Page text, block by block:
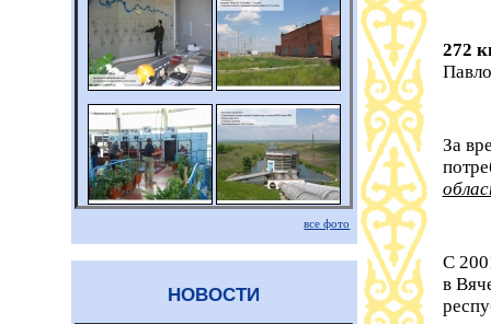
все фото
НОВОСТИ
272
За
С
в